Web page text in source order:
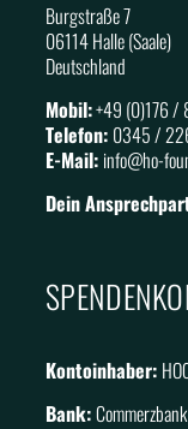
Burgstraße 7
06114 Halle (Saale)
Deutschland
Mobil:+49 (0)176 /
Telefon: 0345 /
E-Mail: info@ho-
Dein
Kontoinhaber:
Bank: